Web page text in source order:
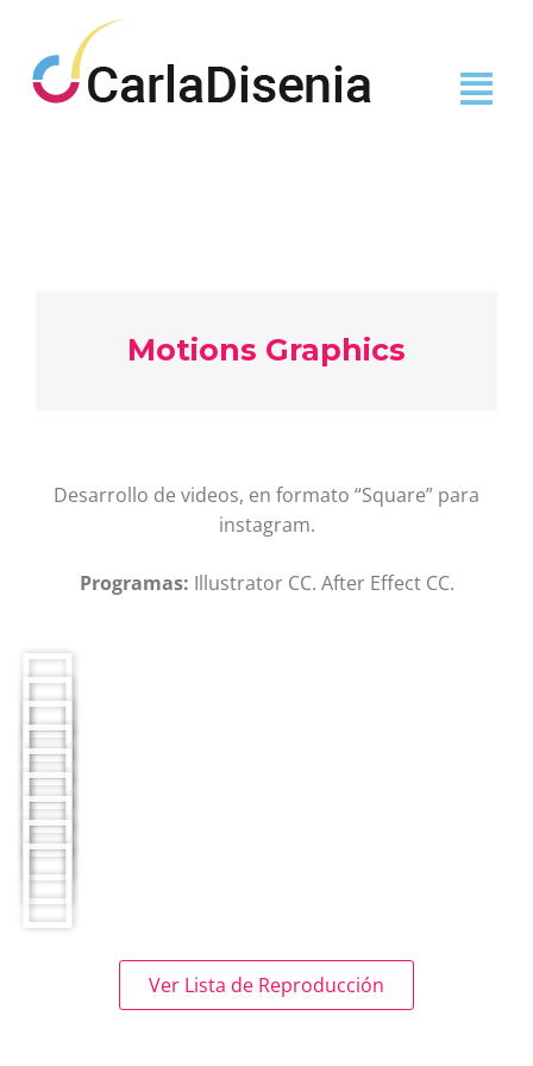
Motions Graphics
Desarrollo de videos, en formato “Square” para
instagram.
Programas: Illustrator CC. After Effect CC.
Ver Lista de Reproducción